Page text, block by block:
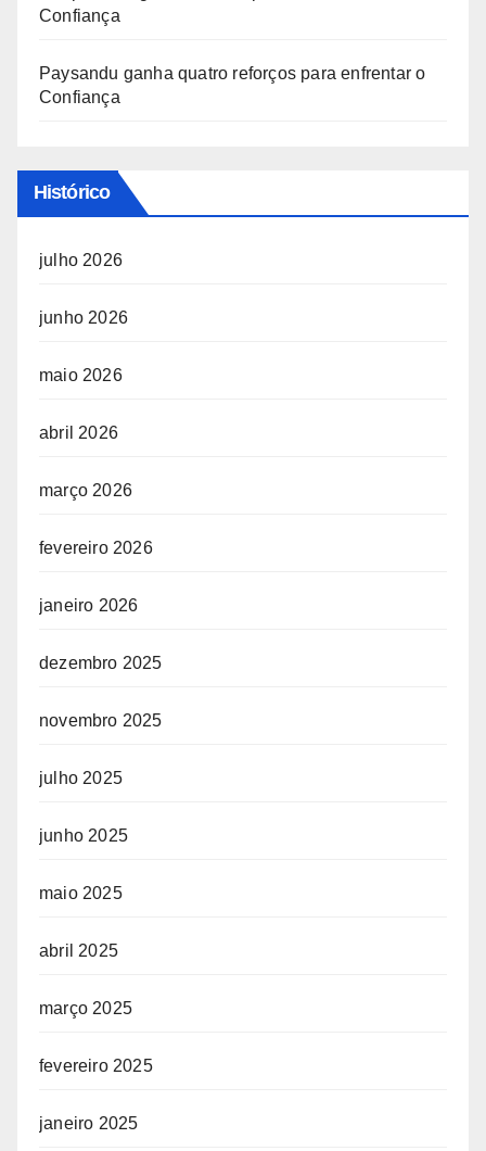
Confiança
Paysandu ganha quatro reforços para enfrentar o
Confiança
Histórico
julho 2026
junho 2026
maio 2026
abril 2026
março 2026
fevereiro 2026
janeiro 2026
dezembro 2025
novembro 2025
julho 2025
junho 2025
maio 2025
abril 2025
março 2025
fevereiro 2025
janeiro 2025